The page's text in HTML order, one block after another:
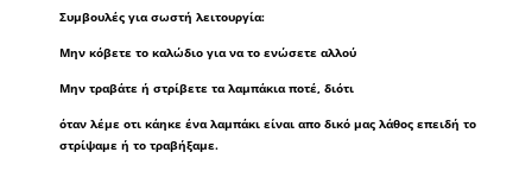
Συμβουλές για σωστή λειτουργία:
Μην κόβετε το καλώδιο για να το ενώσετε αλλού
Μην τραβάτε ή στρίβετε τα λαμπάκια ποτέ, διότι
όταν λέμε οτι κάηκε ένα λαμπάκι είναι απο δικό μας λάθος επειδή το
στρίψαμε ή το τραβήξαμε.